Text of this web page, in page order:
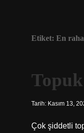
Etiket: En
Tarih: Kasım 13,
Çok şiddetli